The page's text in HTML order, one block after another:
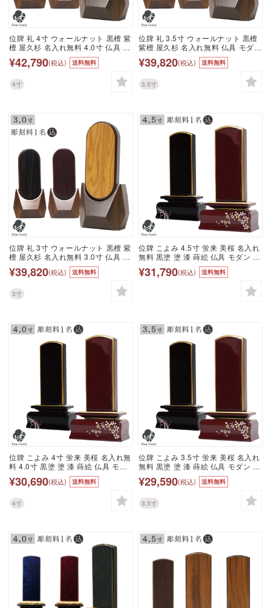
位牌 礼 4寸 ウォールナット 黒檀 紫
檀 屋久杉 名入れ無料 4.0寸 仏具 モ
ダン 現代位牌 49日 四十九日 法要
名入れ 彫刻 名前 戒名 梵字 終活 供
養 水子 水子供養 本位牌 屋久杉 黒
檀 紫檀 クルミ くるみ 木 ウッド
¥42,790(税込) 送料無料
4寸
位牌 礼 3.5寸 ウォールナット 黒檀
紫檀 屋久杉 名入れ無料 仏具 モダン
現代位牌 49日 四十九日 法要 名入
れ 彫刻 名前 戒名 梵字 終活 供養 水
子 水子供養 本位牌 屋久杉 黒檀 紫
檀 クルミ くるみ 木 ウッド
¥39,820(税込) 送料無料
3.5寸
位牌 礼 3寸 ウォールナット 黒檀 紫
檀 屋久杉 名入れ無料 3.0寸 仏具 モ
ダン 現代位牌 49日 四十九日 法要
名入れ 彫刻 名前 戒名 梵字 終活 供
養 水子 水子供養 本位牌 屋久杉 黒
檀 紫檀 クルミ くるみ 木 ウッド
¥39,820(税込) 送料無料
3寸
位牌 こよみ 4.5寸 蛍来 美桜 名入れ
無料 黒塗 塗 漆 蒔絵 仏具 モダン 現
代位牌 49日 四十九日 法要 名入れ
彫刻 名前 戒名 梵字 供養 水子 水子
供養 本位牌 花 花柄 蛍 ほたる シン
¥31,790(税込) 送料無料
位牌 こよみ 4寸 蛍来 美桜 名入れ無
料 4.0寸 黒塗 塗 漆 蒔絵 仏具 モダ
ン 現代位牌 49日 四十九日 法要 名
入れ 彫刻 名前 戒名 梵字 供養 水子
水子供養 本位牌 花 花柄 蛍 ほたる
シンプル 上品 桜特集
¥30,690(税込) 送料無料
4寸
位牌 こよみ 3.5寸 蛍来 美桜 名入れ
無料 黒塗 塗 漆 蒔絵 仏具 モダン 現
代位牌 49日 四十九日 法要 名入れ
彫刻 名前 戒名 梵字 供養 水子 水子
供養 本位牌 花 花柄 蛍 ほたる シン
プル 上品
¥29,590(税込) 送料無料
3.5寸